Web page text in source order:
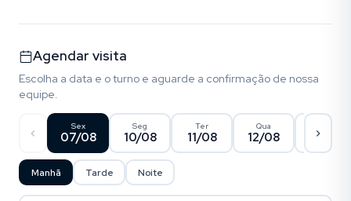
Agendar visita
Escolha a data e o turno e aguarde a confirmação de nossa
equipe.
Sex
07/08
Seg
10/08
Ter
11/08
Qua
12/08 13/08
Manhã Tarde Noite